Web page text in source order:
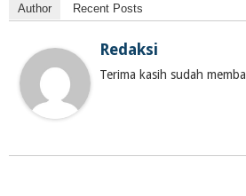
Author Recent Posts
Redaksi
Terima kasih sudah